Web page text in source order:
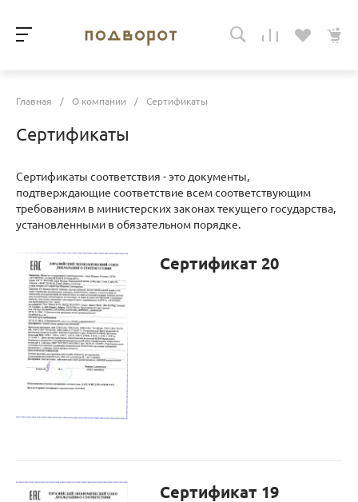
Главная / О компании / Сертификаты
Сертификаты
Сертификаты соответствия - это документы,
подтверждающие соответствие всем соответствующим
требованиям в министерских законах текущего государства,
установленными в обязательном порядке.
Сертификат 20
Сертификат 19